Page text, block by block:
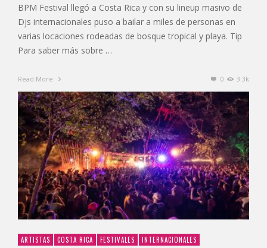
BPM Festival llegó a Costa Rica y con su lineup masivo de
Djs internacionales puso a bailar a miles de personas en
varias locaciones rodeadas de bosque tropical y playa. Tip
Para saber más sobre …
Read More 0 3.3k
ARTISTAS COSTA RICA FESTIVALES INTERNACIONALES